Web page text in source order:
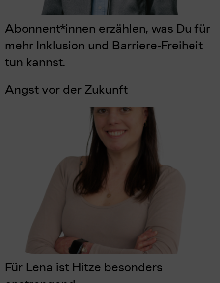
Abonnent*innen erzählen, was Du für
mehr Inklusion und Barriere-Freiheit
tun kannst.
Angst vor der Zukunft
Für Lena ist Hitze besonders